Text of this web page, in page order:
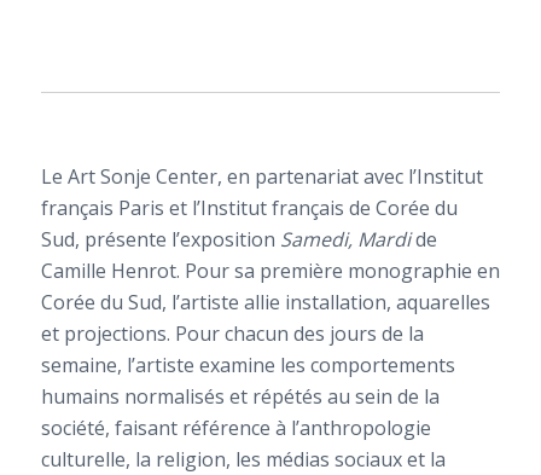
Le Art Sonje Center, en partenariat avec l’Institut
français Paris et l’Institut français de Corée du
Sud, présente l’exposition Samedi, Mardide
Camille Henrot. Pour sa première monographie en
Corée du Sud, l’artiste allie installation, aquarelles
et projections. Pour chacun des jours de la
semaine, l’artiste examine les comportements
humains normalisés et répétés au sein de la
société, faisant référence à l’anthropologie
culturelle, la religion, les médias sociaux et la